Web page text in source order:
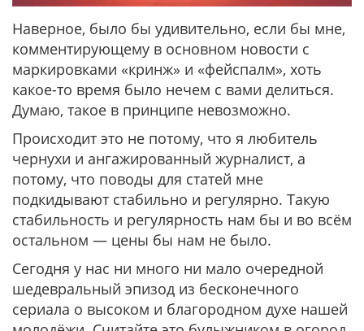
Наверное, было бы удивительно, если бы мне,
комментирующему в основном новости с
маркировками «кринж» и «фейспалм», хоть
какое-то время было нечем с вами делиться.
Думаю, такое в принципе невозможно.
Происходит это не потому, что я любитель
чернухи и ангажированный журналист, а
потому, что поводы для статей мне
подкидывают стабильно и регулярно. Такую
стабильность и регулярность нам бы и во всём
остальном — цены бы нам не было.
Сегодня у нас ни много ни мало очередной
шедевральный эпизод из бесконечного
сериала о высоком и благородном духе нашей